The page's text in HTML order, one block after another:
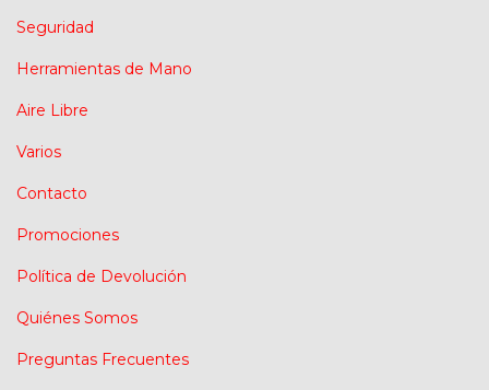
Seguridad
Herramientas de Mano
Aire Libre
Varios
Contacto
Promociones
Política de Devolución
Quiénes Somos
Preguntas Frecuentes